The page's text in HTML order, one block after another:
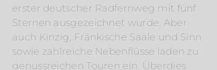
erster deutscher Radfernweg mit fünf
Sternen ausgezeichnet wurde. Aber
auch Kinzig, Fränkische Saale und Sinn
sowie zahlreiche Nebenflüsse laden zu
genussreichen Touren ein. Überdies